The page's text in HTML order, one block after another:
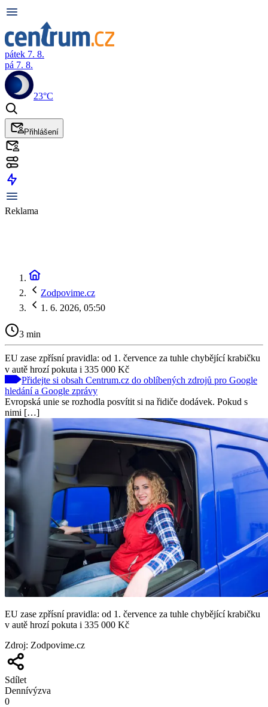
pátek 7. 8.
pá 7. 8.
23°C
Přihlášení
Reklama
Zodpovime.cz
1. 6. 2026, 05:50
3 min
EU zase zpřísní pravidla: od 1. července za tuhle chybějící krabičku
v autě hrozí pokuta i 335 000 Kč
Přidejte si obsah Centrum.cz do oblíbených zdrojů pro Google
hledání a Google zprávy
Evropská unie se rozhodla posvítit si na řidiče dodávek. Pokud s
nimi […]
EU zase zpřísní pravidla: od 1. července za tuhle chybějící krabičku
v autě hrozí pokuta i 335 000 Kč
Zdroj: Zodpovime.cz
Sdílet
Dennívýzva
0